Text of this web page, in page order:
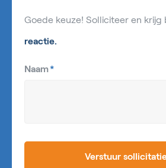
Goede keuze! Solliciteer en krijg
reactie.
Naam*
Verstuur